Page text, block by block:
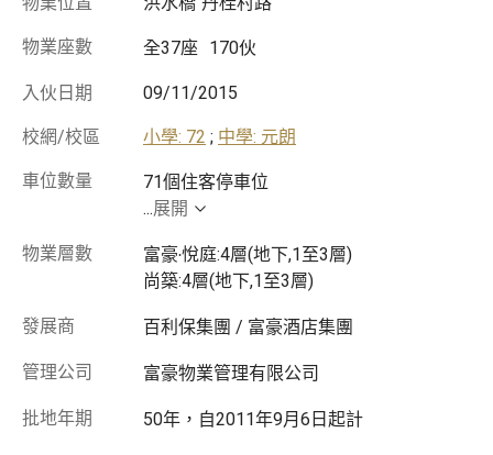
物業座數 全37座 170伙
入伙日期 09/11/2015
校網/校區 小學: 72 ; 中學: 元朗
車位數量
...展開
物業層數
富豪‧悅庭:4層(地下,1至3層)
尚築:4層(地下,1至3層)
發展商 百利保集團 / 富豪酒店集團
管理公司 富豪物業管理有限公司
批地年期 50年，自2011年9月6日起計